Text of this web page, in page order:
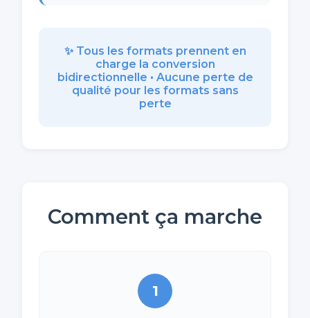
✨ Tous les formats prennent en
charge la conversion
bidirectionnelle • Aucune perte de
qualité pour les formats sans
perte
Comment ça marche
1